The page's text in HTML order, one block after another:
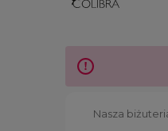
Nasza